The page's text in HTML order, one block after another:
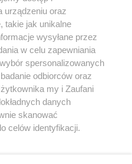
Instagram Youtube
urządzeniu oraz
takie jak unikalne
wysyłane przez
w celu zapewniania
spersonalizowanych
odbiorców oraz
my i Zaufani
danych
skanować
celów identyfikacji.